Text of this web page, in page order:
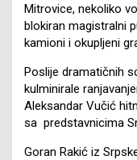
Mitrovice, nekoliko
blokiran magistralni
kamioni i okupljeni
Poslije dramatičnih
kulminirale
Aleksandar Vučić
sa predstavnicima
Goran Rakić iz